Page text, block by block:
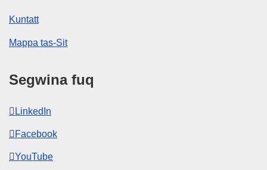
Kuntatt
Mappa tas-Sit
Segwina fuq
LinkedIn
Facebook
YouTube